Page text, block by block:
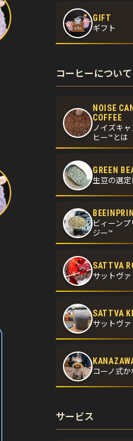
GIFT
ギフト
コーヒーについて
NOISE
COFFEE
ノイズキ
ヒー™とは
GREEN
生豆の選
ビィーン
ジー™
SATTVA
サットヴァ
SATTVA
サットヴ
コーノ式
サービス